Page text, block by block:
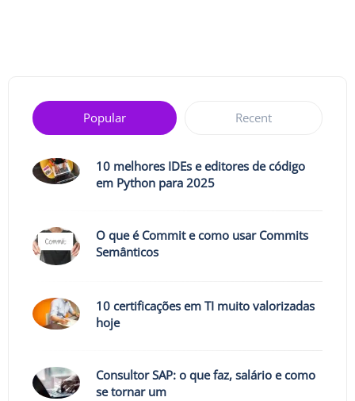
Popular Recent
10 melhores IDEs e editores de código
em Python para 2025
O que é Commit e como usar Commits
Semânticos
10 certificações em TI muito valorizadas
hoje
Consultor SAP: o que faz, salário e como
se tornar um